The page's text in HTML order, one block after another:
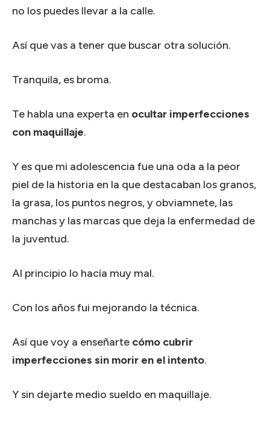
no los puedes llevar a la calle.
Así que vas a tener que buscar otra solución.
Tranquila, es broma.
Te habla una experta en ocultar imperfecciones
con maquillaje.
Y es que mi adolescencia fue una oda a la peor
piel de la historia en la que destacaban los granos,
la grasa, los puntos negros, y obviamnete, las
manchas y las marcas que deja la enfermedad de
la juventud.
Al principio lo hacía muy mal.
Con los años fui mejorando la técnica.
Así que voy a enseñarte cómo cubrir
imperfecciones sin morir en el intento.
Y sin dejarte medio sueldo en maquillaje.